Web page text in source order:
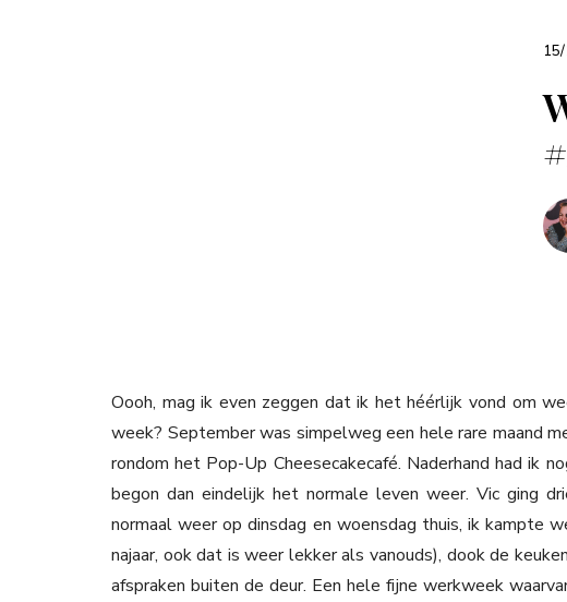
Oooh, mag ik even zeggen dat ik het héérlijk vond om
week? September was simpelweg een hele rare maand
rondom het Pop-Up Cheesecakecafé. Naderhand had ik
begon dan eindelijk het normale leven weer. Vic ging
normaal weer op dinsdag en woensdag thuis, ik kampte
najaar, ook dat is weer lekker als vanouds), dook de
afspraken buiten de deur. Een hele fijne werkweek